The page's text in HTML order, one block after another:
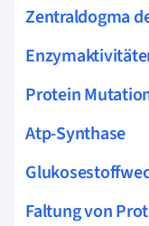
Zentraldogma
Protein
Atp-Synthase
Faltung von